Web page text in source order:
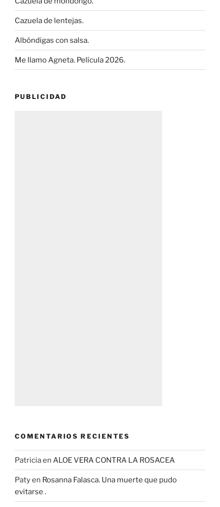
Cazuela de lentejas.
Albóndigas con salsa.
Me llamo Agneta. Película 2026.
PUBLICIDAD
COMENTARIOS RECIENTES
Patriciaen ALOE VERA CONTRA LA ROSACEA
Patyen Rosanna Falasca. Una muerte que pudo
evitarse .